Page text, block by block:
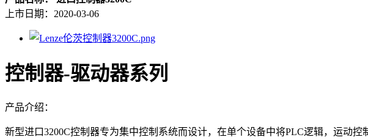
上市日期： 2020-03-06
控制器-驱动器系列
产品介绍：
新型进口3200C控制器专为集中控制系统而设计，在单个设备中将PLC逻辑，运动